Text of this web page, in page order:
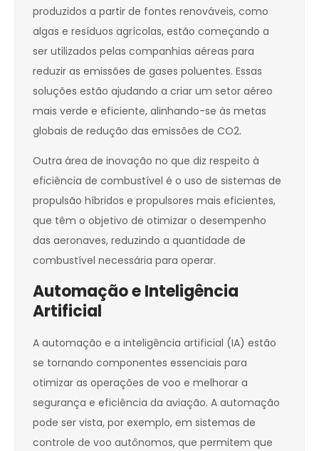
produzidos a partir de fontes renováveis, como
algas e resíduos agrícolas, estão começando a
ser utilizados pelas companhias aéreas para
reduzir as emissões de gases poluentes. Essas
soluções estão ajudando a criar um setor aéreo
mais verde e eficiente, alinhando-se às metas
globais de redução das emissões de CO2.
Outra área de inovação no que diz respeito à
eficiência de combustível é o uso de sistemas de
propulsão híbridos e propulsores mais eficientes,
que têm o objetivo de otimizar o desempenho
das aeronaves, reduzindo a quantidade de
combustível necessária para operar.
Automação e Inteligência
Artificial
A automação e a inteligência artificial (IA) estão
se tornando componentes essenciais para
otimizar as operações de voo e melhorar a
segurança e eficiência da aviação. A automação
pode ser vista, por exemplo, em sistemas de
controle de voo autônomos, que permitem que